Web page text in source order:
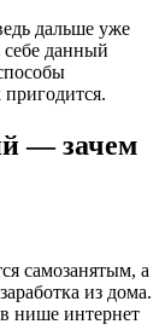
дальше уже
себе данный
пригодится.
— зачем
самозанятым, а
из дома.
нише интернет